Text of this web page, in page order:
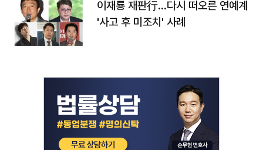
이재룡 재판行…다시 떠오른 연예계
'사고 후 미조치' 사례